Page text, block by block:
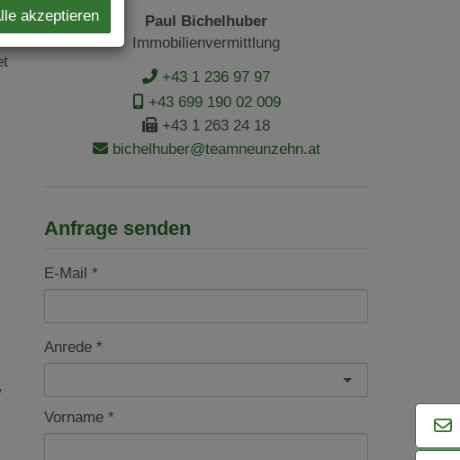
Paul Bichelhuber
Immobilienvermittlung
+43 1 236 97 97
+43 699 190 02 009
+43 1 263 24 18
bichelhuber@teamneunzehn.at
Anfrage senden
E-Mail
Anrede
Vorname
akzeptieren